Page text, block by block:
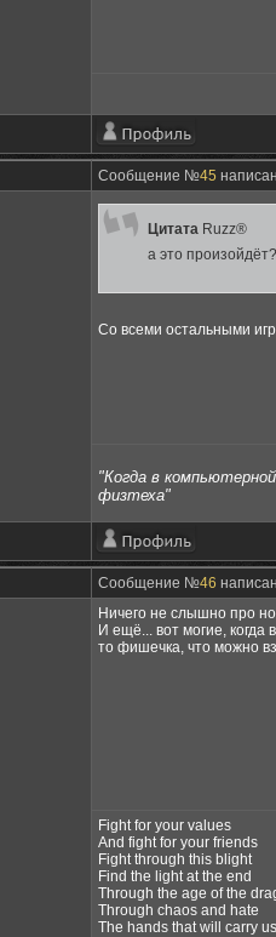
Сообщение №45
Цитата Ruzz®
а это произойдёт?
Со всеми остальными
"Когда в
физтеха"
Сообщение №46
Ничего не слышно про
И ещё... вот могие,
то фишечка, что можно
Fight for your values
And fight for your friends
Fight through this blight
Find the light at the end
Through the age of the
Through chaos and hate
The hands that will carry